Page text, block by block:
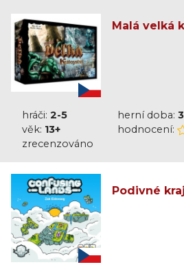
Malá velká
hráči: 2-5 herní doba:
věk: 13+
hodnocení:
zrecenzováno
Podivné